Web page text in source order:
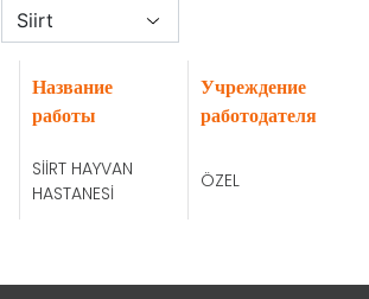
Название
работы
Учреждение
работодателя
SİİRT HAYVAN
HASTANESİ
ÖZEL